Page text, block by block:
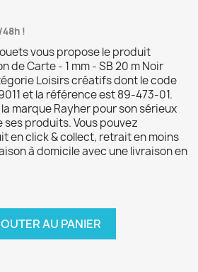
!
vous propose le produit
de Carte - 1 mm - SB 20 m Noir
Loisirs créatifs dont le code
et la référence est 89-473-01.
marque Rayher pour son sérieux
ses produits. Vous pouvez
en click & collect, retrait en moins
à domicile avec une livraison en
AU PANIER